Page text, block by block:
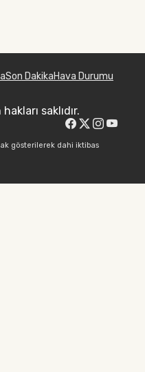
Son DakikaHava Durumu
saklıdır.
gösterilerek dahi iktibas